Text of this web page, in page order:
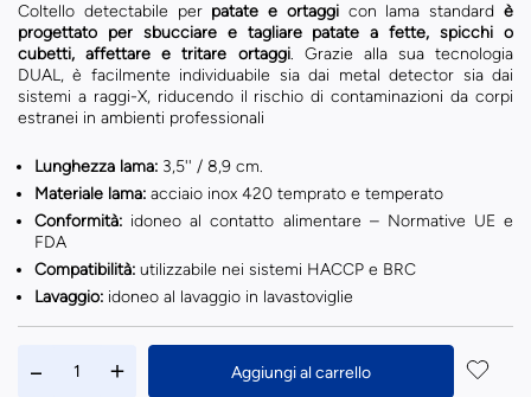
Coltello detectabile per patate e ortaggicon lama standardè
progettato per sbucciare e tagliare patate a fette, spicchi o
cubetti, affettare e tritare ortaggi. Grazie alla sua tecnologia
DUAL, è facilmente individuabile sia dai metal detector sia dai
sistemi a raggi-X, riducendo il rischio di contaminazioni da corpi
estranei in ambienti professionali
Lunghezza lama: 3,5'' / 8,9 cm.
Materiale lama: acciaio inox 420 temprato e temperato
Conformità: idoneo al contatto alimentare – Normative UE e
FDA
Compatibilità: utilizzabile nei sistemi HACCP e BRC
Lavaggio: idoneo al lavaggio in lavastoviglie
Aggiungi al carrello